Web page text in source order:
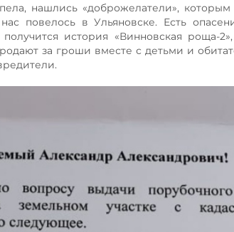
нашлись «доброжелатели»,
повелось в Ульяновске. Есть
история «Винновская роща-
за гроши вместе с детьми и